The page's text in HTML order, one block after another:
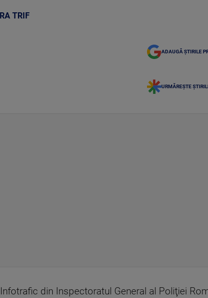
TRIF
ADAUGĂ ȘTIRILE
URMĂREȘTE
din Inspectoratul General al Poliţiei